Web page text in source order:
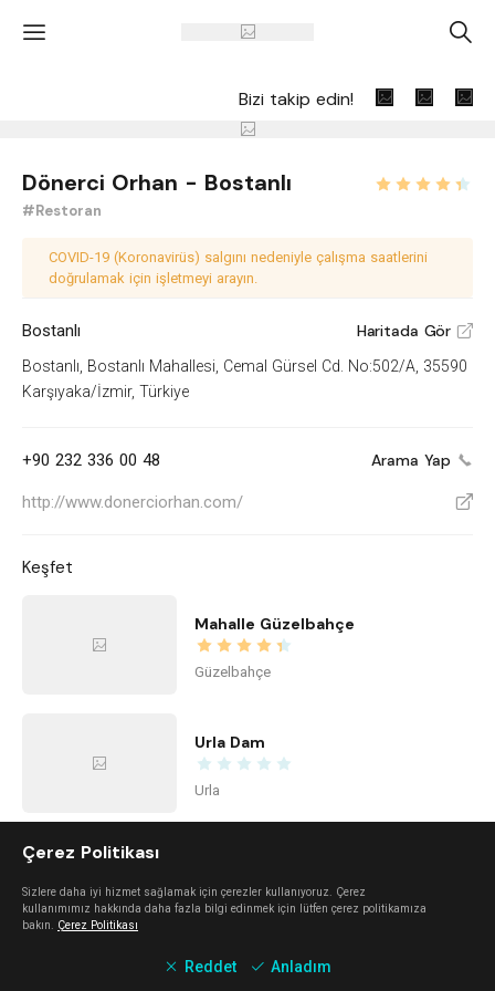
' A
Bizi takip edin!
Dönerci Orhan - Bostanlı
#Restoran
COVID-19 (Koronavirüs) salgını nedeniyle çalışma saatlerini
doğrulamak için işletmeyi arayın.
Bostanlı Haritada Gör V
Bostanlı, Bostanlı Mahallesi, Cemal Gürsel Cd. No:502/A, 35590
Karşıyaka/İzmir, Türkiye
+90 232 336 00 48 Arama Yap
http://www.donerciorhan.com/ V
Keşfet
Mahalle Güzelbahçe
Güzelbahçe
Urla Dam
Urla
Alaçatı
Çerez Politikası
Sizlere daha iyi hizmet sağlamak için çerezler kullanıyoruz. Çerez
kullanımımız hakkında daha fazla bilgi edinmek için lütfen çerez politikamıza
bakın. Çerez Politikası
Reddet Anladım